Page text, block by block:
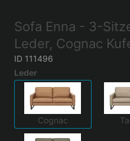
Sofa Enna - 3-
Leder, Cognac
ID 111496
Leder
Cognac